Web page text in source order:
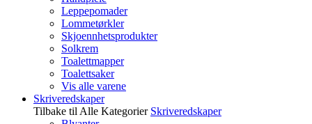
Leppepomader
Lommetørkler
Skjoennhetsprodukter
Solkrem
Toalettmapper
Toalettsaker
Vis alle varene
Skriveredskaper
Tilbake til Alle Kategorier Skriveredskaper